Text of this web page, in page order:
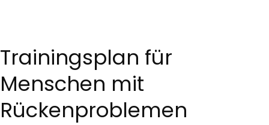
Trainingsplan für
Menschen mit
Rückenproblemen